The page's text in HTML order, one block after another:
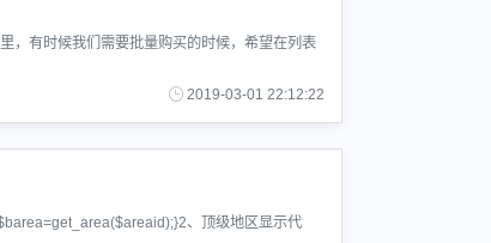
，有时候我们需要批量购买的时候，希望在列表
2019-03-01 22:12:22
、顶级地区显示代